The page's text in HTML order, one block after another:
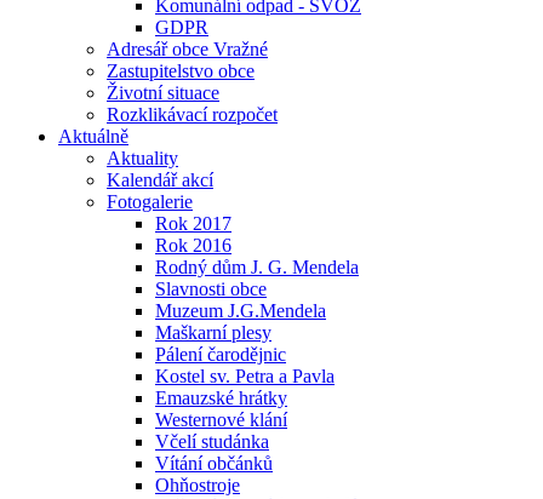
Komunální odpad - SVOZ
GDPR
Adresář obce Vražné
Zastupitelstvo obce
Životní situace
Rozklikávací rozpočet
Aktuálně
Aktuality
Kalendář akcí
Fotogalerie
Rok 2017
Rok 2016
Rodný dům J. G. Mendela
Slavnosti obce
Muzeum J.G.Mendela
Maškarní plesy
Pálení čarodějnic
Kostel sv. Petra a Pavla
Emauzské hrátky
Westernové klání
Včelí studánka
Vítání občánků
Ohňostroje